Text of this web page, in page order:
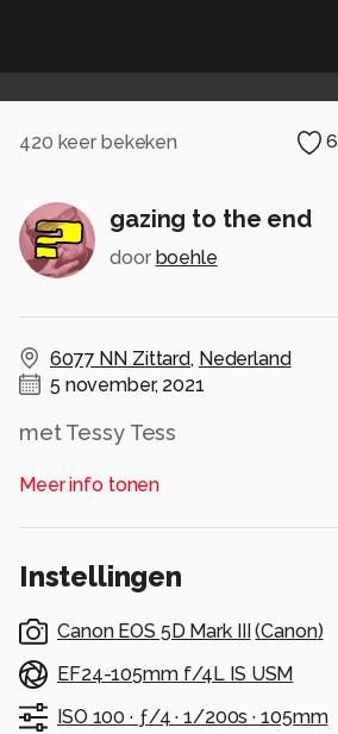
420 keer bekeken 6
gazing to the end
door boehle
6077 NN Zittard, Nederland
5 november, 2021
met Tessy Tess
Alle rechten voorbehouden
Meer info tonen
Instellingen
Canon EOS 5D Mark III (Canon)
EF24-105mm f/4L IS USM
ISO 100 · ƒ/4 ·1/200s ·105mm